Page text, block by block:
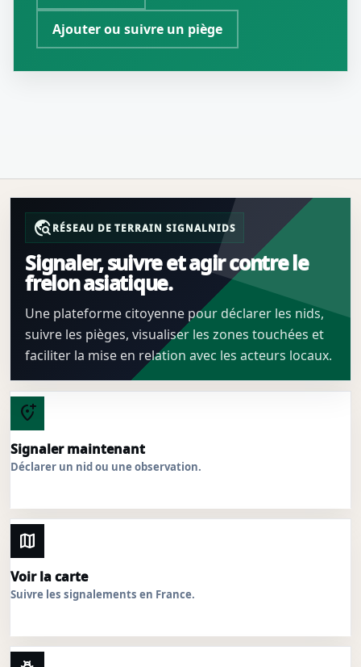
Ajouter ou suivre un piège
travel_exploreRÉSEAU DE TERRAIN SIGNALNIDS
Signaler, suivre et agir contre le
frelon asiatique.
Une plateforme citoyenne pour déclarer les nids,
suivre les pièges, visualiser les zones touchées et
faciliter la mise en relation avec les acteurs locaux.
add_location_alt
Signaler maintenant
Déclarer un nid ou une observation.
map
Voir la carte
Suivre les signalements en France.